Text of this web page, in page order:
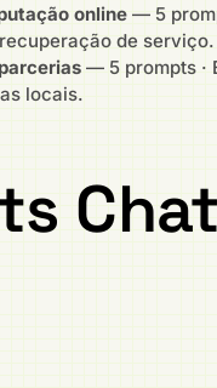
online — 5
de serviço.
— 5 prompts ·
locais.